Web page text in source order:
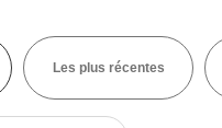
Les plus récentes